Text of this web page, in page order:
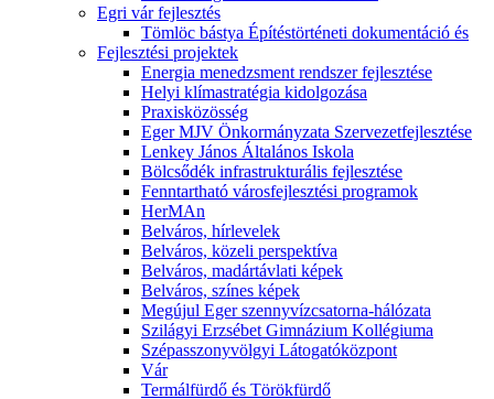
Egri vár fejlesztés
Tömlöc bástya Építéstörténeti dokumentáció és
Fejlesztési projektek
Energia menedzsment rendszer fejlesztése
Helyi klímastratégia kidolgozása
Praxisközösség
Eger MJV Önkormányzata Szervezetfejlesztése
Lenkey János Általános Iskola
Bölcsődék infrastrukturális fejlesztése
Fenntartható városfejlesztési programok
HerMAn
Belváros, hírlevelek
Belváros, közeli perspektíva
Belváros, madártávlati képek
Belváros, színes képek
Megújul Eger szennyvízcsatorna-hálózata
Szilágyi Erzsébet Gimnázium Kollégiuma
Szépasszonyvölgyi Látogatóközpont
Vár
Termálfürdő és Törökfürdő